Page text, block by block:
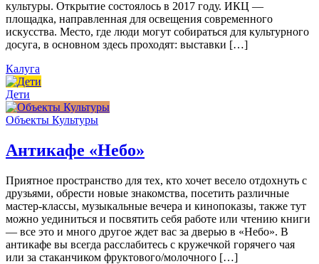
культуры. Открытие состоялось в 2017 году. ИКЦ —
площадка, направленная для освещения современного
искусства. Место, где люди могут собираться для культурного
досуга, в основном здесь проходят: выставки […]
Калуга
Дети
Объекты Культуры
Антикафе «Небо»
Приятное пространство для тех, кто хочет весело отдохнуть с
друзьями, обрести новые знакомства, посетить различные
мастер-классы, музыкальные вечера и кинопоказы, также тут
можно уединиться и посвятить себя работе или чтению книги
— все это и много другое ждет вас за дверью в «Небо». В
антикафе вы всегда расслабитесь с кружечкой горячего чая
или за стаканчиком фруктового/молочного […]